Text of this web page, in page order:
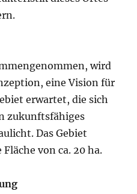
wird
eine Vision für
erwartet, die sich
zukunftsfähiges
Das Gebiet
von ca. 20 ha.